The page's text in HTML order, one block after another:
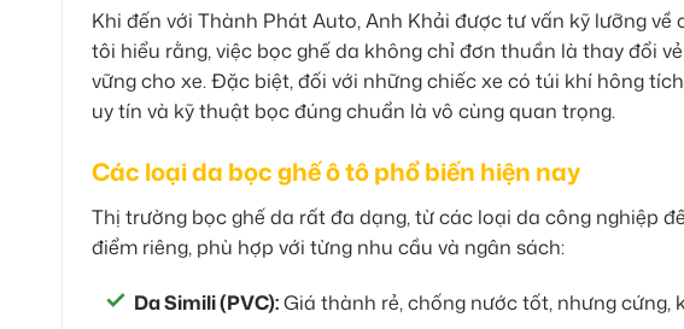
Khi đến với Thành Phát Auto, Anh Khải được tư vấn kỹ lưỡng
tôi hiểu rằng, việc bọc ghế da không chỉ đơn thuần là thay đổi
vững cho xe. Đặc biệt, đối với những chiếc xe có túi khí hông
uy tín và kỹ thuật bọc đúng chuẩn là vô cùng quan trọng.
Các loại da bọc ghế ô tô phổ biến hiện nay
Thị trường bọc ghế da rất đa dạng, từ các loại da công nghiệp
điểm riêng, phù hợp với từng nhu cầu và ngân sách:
Da Simili (PVC):Giá thành rẻ, chống nước tốt, nhưng cứng,